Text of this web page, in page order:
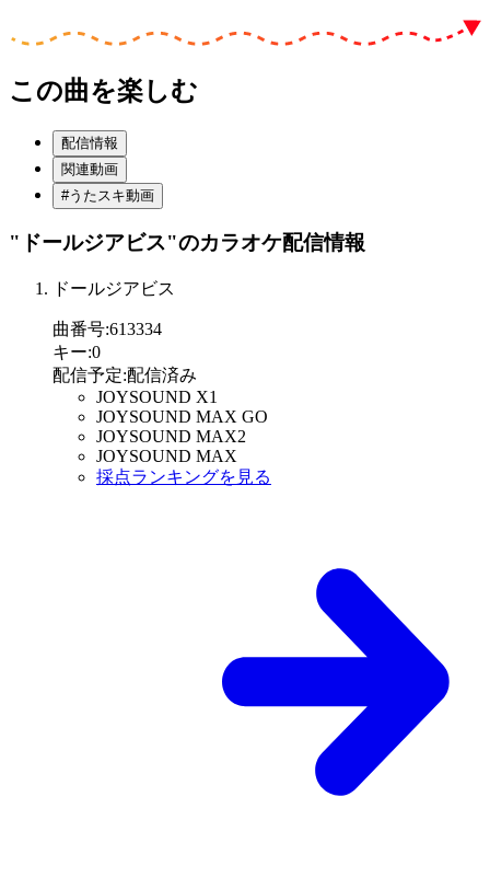
この曲を楽しむ
配信情報
関連動画
#うたスキ動画
"ドールジアビス"のカラオケ配信情報
ドールジアビス
曲番号:613334
キー:0
配信予定:配信済み
JOYSOUND X1
JOYSOUND MAX GO
JOYSOUND MAX2
JOYSOUND MAX
採点ランキングを見る